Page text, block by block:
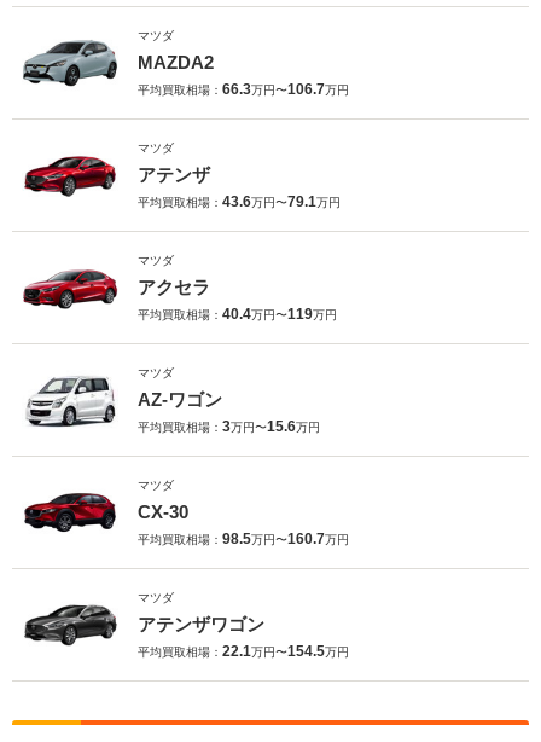
マツダ
MAZDA2
平均買取相場： 66.3万円〜106.7万円
マツダ
アテンザ
平均買取相場： 43.6万円〜79.1万円
マツダ
アクセラ
平均買取相場： 40.4万円〜119万円
マツダ
AZ-ワゴン
平均買取相場： 3万円〜15.6万円
マツダ
CX-30
平均買取相場： 98.5万円〜160.7万円
マツダ
アテンザワゴン
平均買取相場： 22.1万円〜154.5万円